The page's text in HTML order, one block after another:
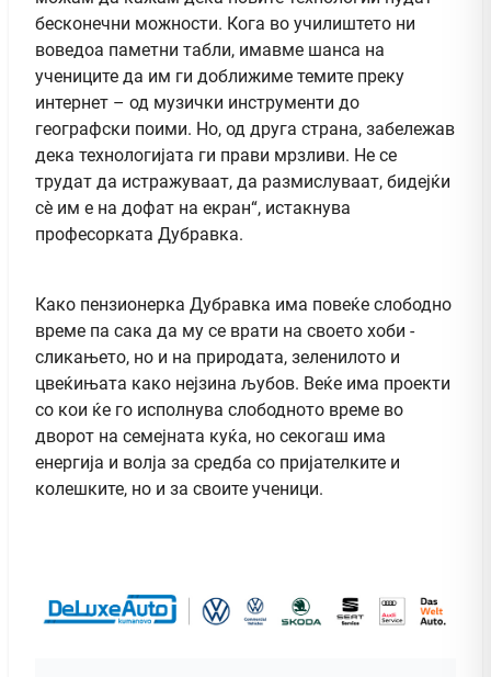
бесконечни можности. Кога во училиштето ни
воведоа паметни табли, имавме шанса на
учениците да им ги доближиме темите преку
интернет – од музички инструменти до
географски поими. Но, од друга страна, забележав
дека технологијата ги прави мрзливи. Не се
трудат да истражуваат, да размислуваат, бидејќи
сè им е на дофат на екран“, истакнува
професорката Дубравка.
Како пензионерка Дубравка има повеќе слободно
време па сака да му се врати на своето хоби -
сликањето, но и на природата, зеленилото и
цвеќињата како нејзина љубов. Веќе има проекти
со кои ќе го исполнува слободното време во
дворот на семејната куќа, но секогаш има
енергија и волја за средба со пријателките и
колешките, но и за своите ученици.